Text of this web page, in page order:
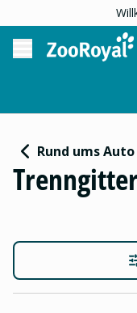
Rund ums Auto